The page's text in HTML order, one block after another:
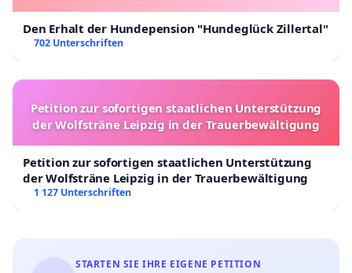
Den Erhalt der Hundepension "Hundeglück Zillertal"
702 Unterschriften
Petition zur sofortigen staatlichen Unterstützung
der Wolfsträne Leipzig in der Trauerbewältigung
Petition zur sofortigen staatlichen Unterstützung
der Wolfsträne Leipzig in der Trauerbewältigung
1 127 Unterschriften
STARTEN SIE IHRE EIGENE PETITION